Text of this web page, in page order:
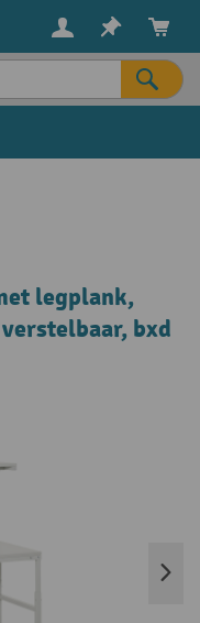
legplank,
bxd